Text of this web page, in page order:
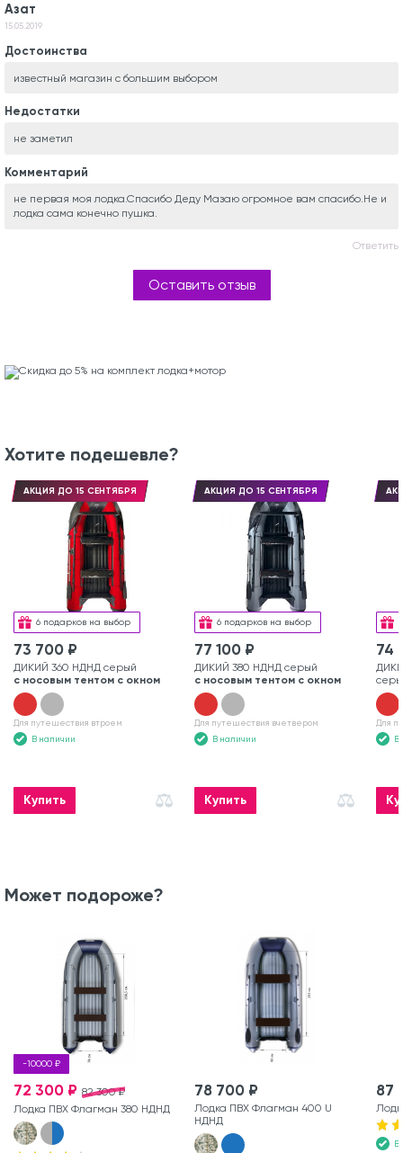
Азат
15.05.2019
Достоинства
известный магазин с большим выбором
Недостатки
не заметил
Комментарий
не первая моя лодка.Спасибо Деду Мазаю огромное вам спасибо.Не и
лодка сама конечно пушка.
Ответить
Оставить отзыв
Хотите подешевле?
6 подарков на выбор
АКЦИЯ ДО 15 СЕНТЯБРЯ
73 700 ₽
ДИКИЙ 360 НДНД серый
с носовым тентом с окном
Для путешествия втроем
В наличии
Купить
6 подарков на выбор
АКЦИЯ ДО 15 СЕНТЯБРЯ
77 100 ₽
ДИКИЙ 380 НДНД серый
с носовым тентом с окном
Для путешествия вчетвером
В наличии
Купить
74
Для
В
Может подороже?
-10000 ₽
82 300 ₽
72 300 ₽
Лодка ПВХ Флагман 380 НДНД
78 700 ₽
Лодка ПВХ Флагман 400 U
НДНД
87
В